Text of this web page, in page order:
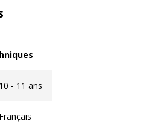
10 - 11 ans
Français